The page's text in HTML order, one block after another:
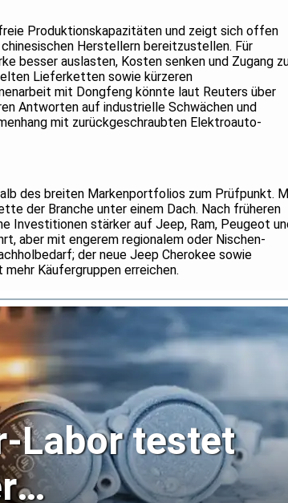
Produktionskapazitäten und zeigt sich offen
Herstellern bereitzustellen. Für
besser auslasten, Kosten senken und Zugang
Lieferketten sowie kürzeren
mit Dongfeng könnte laut Reuters über
Antworten auf industrielle Schwächen und
mit zurückgeschraubten Elektroauto-
des breiten Markenportfolios zum Prüfpunkt.
der Branche unter einem Dach. Nach früheren
Investitionen stärker auf Jeep, Ram, Peugeot
aber mit engerem regionalem oder Nischen-
der neue Jeep Cherokee sowie
Käufergruppen erreichen.
Labor testet